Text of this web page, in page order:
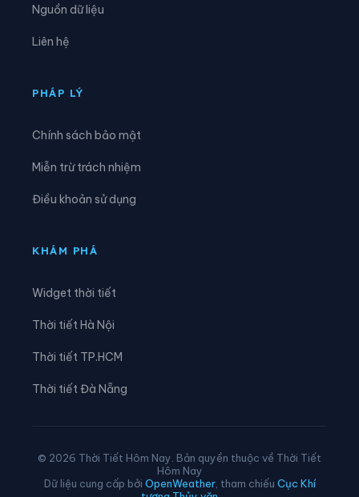
Xã Hậu Lộc
Xã Hoằng Sơn
Xã Minh Sơn
Nguồn dữ liệu
Liên hệ
PHÁP LÝ
Chính sách bảo mật
Miễn trừ trách nhiệm
Điều khoản sử dụng
KHÁM PHÁ
Widget thời tiết
Thời tiết Hà Nội
Thời tiết TP.HCM
Thời tiết Đà Nẵng
© 2026 Thời Tiết Hôm Nay. Bản quyền thuộc về Thời Tiết
Hôm Nay
Dữ liệu cung cấp bởi OpenWeather, tham chiếu Cục Khí